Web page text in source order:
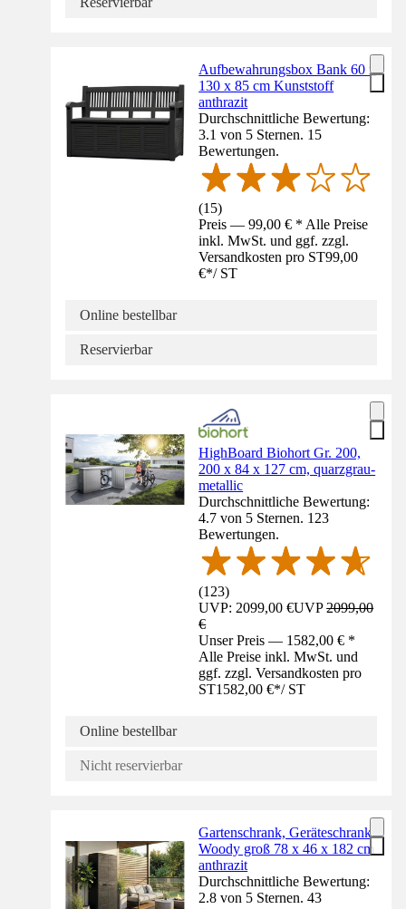
Aufbewahrungsbox Bank 60 x
130 x 85 cm Kunststoff
anthrazit
Durchschnittliche Bewertung:
3.1 von 5 Sternen. 15
Bewertungen.
(15)
Preis — 99,00 € * Alle Preise
inkl. MwSt. und ggf. zzgl.
Versandkosten pro ST99,00
€*/ ST
Online bestellbar
Reservierbar
HighBoard Biohort Gr. 200,
200 x 84 x 127 cm, quarzgrau-
metallic
Durchschnittliche Bewertung:
4.7 von 5 Sternen. 123
Bewertungen.
(123)
UVP: 2099,00 €UVP2099,00
€
Unser Preis — 1582,00 € *
Alle Preise inkl. MwSt. und
ggf. zzgl. Versandkosten pro
ST1582,00 €*/ ST
Online bestellbar
Nicht reservierbar
Gartenschrank, Geräteschrank
Woody groß 78 x 46 x 182 cm
anthrazit
Durchschnittliche Bewertung:
2.8 von 5 Sternen. 43